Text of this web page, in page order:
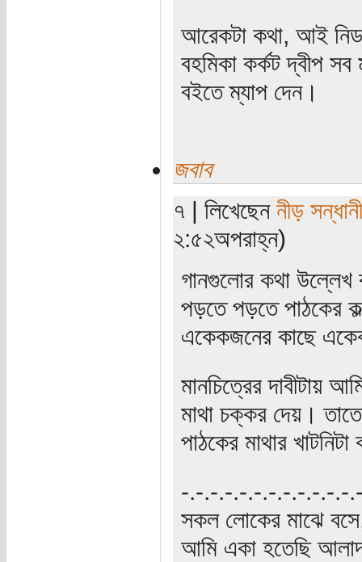
আরেকটা কথা, আই নিড
বহমিকা কর্কট দ্বীপ
বইতে ম্যাপ দেন।
জবাব
৭ | লিখেছেন নীড় সন্ধানী
২:৫২অপরাহ্ন)
গানগুলোর কথা উল্লেখ
পড়তে পড়তে পাঠকের
একেকজনের কাছে
মানচিত্রের দাবীটায়
মাথা চক্কর দেয়।
পাঠকের মাথার
‍‌-.-.-.-.-.-.-.-.-.-.-.-
সকল লোকের মাঝে
আমি একা হতেছি